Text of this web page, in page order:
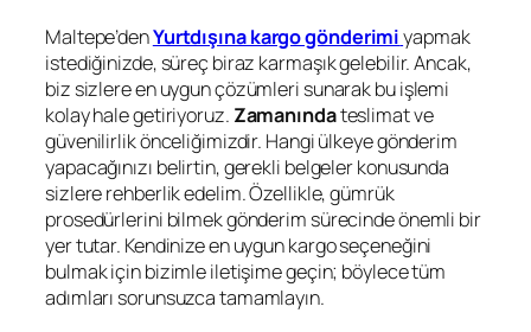
Maltepe’denYurtdışına kargo gönderimiyapmak
istediğinizde, süreç biraz karmaşık gelebilir. Ancak,
biz sizlere en uygun çözümleri sunarak bu işlemi
kolay hale getiriyoruz. Zamanındateslimat ve
güvenilirlik önceliğimizdir. Hangi ülkeye gönderim
yapacağınızı belirtin, gerekli belgeler konusunda
sizlere rehberlik edelim. Özellikle, gümrük
prosedürlerini bilmek gönderim sürecinde önemli bir
yer tutar. Kendinize en uygun kargo seçeneğini
bulmak için bizimle iletişime geçin; böylece tüm
adımları sorunsuzca tamamlayın.